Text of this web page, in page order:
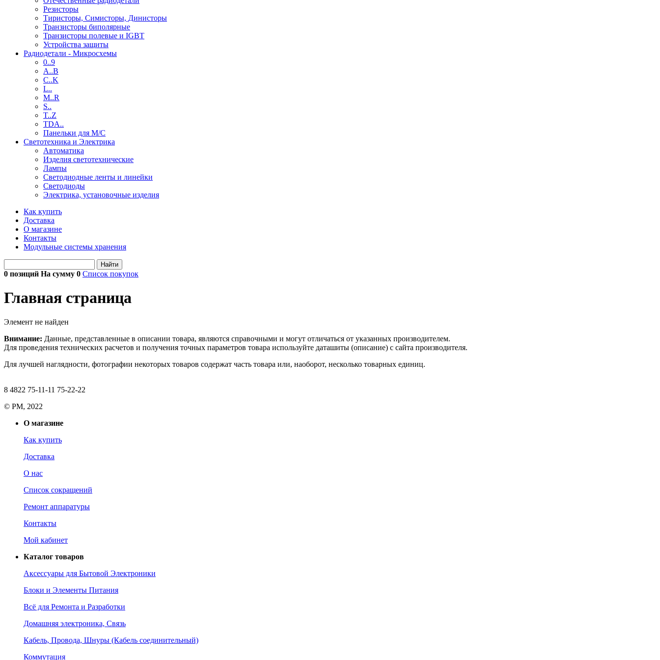
Резисторы
Тиристоры, Симисторы, Динисторы
Транзисторы биполярные
Транзисторы полевые и IGBT
Устройства защиты
Радиодетали - Микросхемы
0..9
A..B
C..K
L..
M..R
S..
T..Z
TDA..
Панельки для М/С
Светотехника и Электрика
Автоматика
Изделия светотехнические
Лампы
Светодиодные ленты и линейки
Светодиоды
Электрика, установочные изделия
Как купить
Доставка
О магазине
Контакты
Модульные системы хранения
Найти
0 позиций На сумму 0 Список покупок
Главная страница
Элемент не найден
Внимание: Данные, представленные в описании товара, являются справочными и могут отличаться от указанных производителем.
Для проведения технических расчетов и получения точных параметров товара используйте даташиты (описание) с сайта производителя.
Для лучшей наглядности, фотографии некоторых товаров содержат часть товара или, наоборот, несколько товарных единиц.
8 4822 75-11-11 75-22-22
© РМ, 2022
О магазине
Как купить
Доставка
О нас
Список сокращений
Ремонт аппаратуры
Контакты
Мой кабинет
Каталог товаров
Аксессуары для Бытовой Электроники
Блоки и Элементы Питания
Всё для Ремонта и Разработки
Домашняя электроника, Связь
Кабель, Провода, Шнуры (Кабель соединительный)
Коммутация